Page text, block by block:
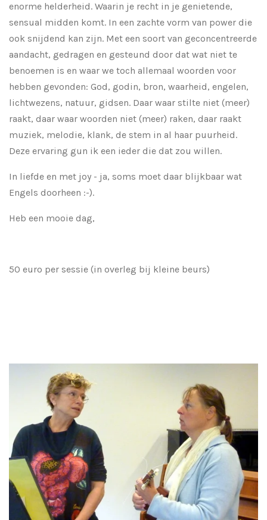
enorme helderheid. Waarin je recht in je genietende,
sensual midden komt. In een zachte vorm van power die
ook snijdend kan zijn. Met een soort van geconcentreerde
aandacht, gedragen en gesteund door dat wat niet te
benoemen is en waar we toch allemaal woorden voor
hebben gevonden: God, godin, bron, waarheid, engelen,
lichtwezens, natuur, gidsen. Daar waar stilte niet (meer)
raakt, daar waar woorden niet (meer) raken, daar raakt
muziek, melodie, klank, de stem in al haar puurheid.
Deze ervaring gun ik een ieder die dat zou willen.
In liefde en met joy - ja, soms moet daar blijkbaar wat
Engels doorheen :-).
Heb een mooie dag,
50 euro per sessie (in overleg bij kleine beurs)